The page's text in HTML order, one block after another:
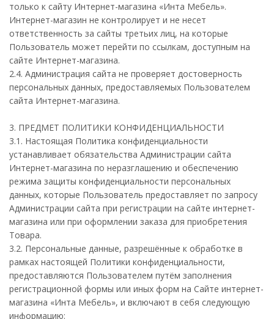
только к сайту Интернет-магазина «Инта Мебель».
Интернет-магазин не контролирует и не несет
ответственность за сайты третьих лиц, на которые
Пользователь может перейти по ссылкам, доступным на
сайте Интернет-магазина.
2.4. Администрация сайта не проверяет достоверность
персональных данных, предоставляемых Пользователем
сайта Интернет-магазина.
3. ПРЕДМЕТ ПОЛИТИКИ КОНФИДЕНЦИАЛЬНОСТИ
3.1. Настоящая Политика конфиденциальности
устанавливает обязательства Администрации сайта
Интернет-магазина по неразглашению и обеспечению
режима защиты конфиденциальности персональных
данных, которые Пользователь предоставляет по запросу
Администрации сайта при регистрации на сайте интернет-
магазина или при оформлении заказа для приобретения
Товара.
3.2. Персональные данные, разрешённые к обработке в
рамках настоящей Политики конфиденциальности,
предоставляются Пользователем путём заполнения
регистрационной формы или иных форм на Сайте интернет-
магазина «Инта Мебель», и включают в себя следующую
информацию: